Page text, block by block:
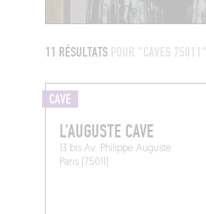
11 RÉSULTATS POUR "CAVES 75011"
CAVE
L'AUGUSTE CAVE
13 bis Av. Philippe Auguste
Paris (75011)